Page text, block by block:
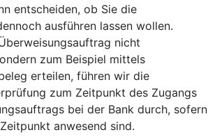
entscheiden, ob Sie die
ausführen lassen wollen.
nicht
zum Beispiel mittels
erteilen, führen wir die
zum Zeitpunkt des Zugangs
bei der Bank durch, sofern
anwesend sind.